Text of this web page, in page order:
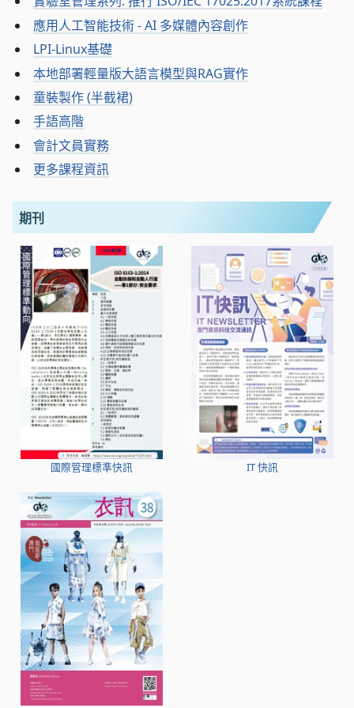
應用人工智能技術 - AI 多媒體內容創作
LPI-Linux基礎
本地部署輕量版大語言模型與RAG實作
童裝製作 (半截裙)
手語高階
會計文員實務
更多課程資訊
期刊
國際管理標準快訊 IT 快訊